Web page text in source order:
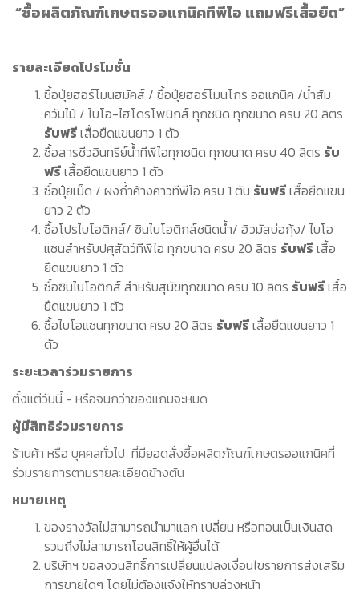
“ซื้อผลิตภัณฑ์เกษตรออแกนิคทีพีไอ แถมฟรีเสื้อยืด”
รายละเอียดโปรโมชั่น
ซื้อปุ๋ยฮอร์โมนฮมัคส์ / ซื้อปุ๋ยฮอร์โมนโกร ออแกนิค /น้ำส้ม
ควันไม้ / ไบโอ-ไฮโดรโพนิกส์ ทุกชนิด ทุกขนาด ครบ 20 ลิตร
รับฟรีเสื้อยืดแขนยาว 1 ตัว
ซื้อสารชีวอินทรีย์น้ำทีพีไอทุกชนิด ทุกขนาด ครบ 40 ลิตร รับ
ฟรีเสื้อยืดแขนยาว 1 ตัว
ซื้อปุ๋ยเม็ด / ผงถ้ำค้างคาวทีพีไอ ครบ 1 ตัน รับฟรีเสื้อยืดแขน
ยาว 2 ตัว
ซื้อโปรไบโอติกส์/ ซินไบโอติกส์ชนิดน้ำ/ ฮิวมัสบ่อกุ้ง/ ไบโอ
แซนสำหรับปศุสัตว์ทีพีไอ ทุกขนาด ครบ 20 ลิตร รับฟรีเสื้อ
ยืดแขนยาว 1 ตัว
ซื้อซินไบโอติกส์ สำหรับสุนัขทุกขนาด ครบ 10 ลิตร รับฟรีเสื้อ
ยืดแขนยาว 1 ตัว
ซื้อไบโอแซนทุกขนาด ครบ 20 ลิตร รับฟรีเสื้อยืดแขนยาว 1
ตัว
ระยะเวลาร่วมรายการ
ตั้งแต่วันนี้ - หรือจนกว่าของแถมจะหมด
ผู้มีสิทธิร่วมรายการ
ร้านค้า หรือ บุคคลทั่วไป ที่มียอดสั่งซื้อผลิตภัณฑ์เกษตรออแกนิคที่
ร่วมรายการตามรายละเอียดข้างต้น
หมายเหตุ
ของรางวัลไม่สามารถนำมาแลก เปลี่ยน หรือทอนเป็นเงินสด
รวมถึงไม่สามารถโอนสิทธิ์ให้ผู้อื่นได้
บริษัทฯ ขอสงวนสิทธิ์การเปลี่ยนแปลงเงื่อนไขรายการส่งเสริม
การขายใดๆ โดยไม่ต้องแจ้งให้ทราบล่วงหน้า